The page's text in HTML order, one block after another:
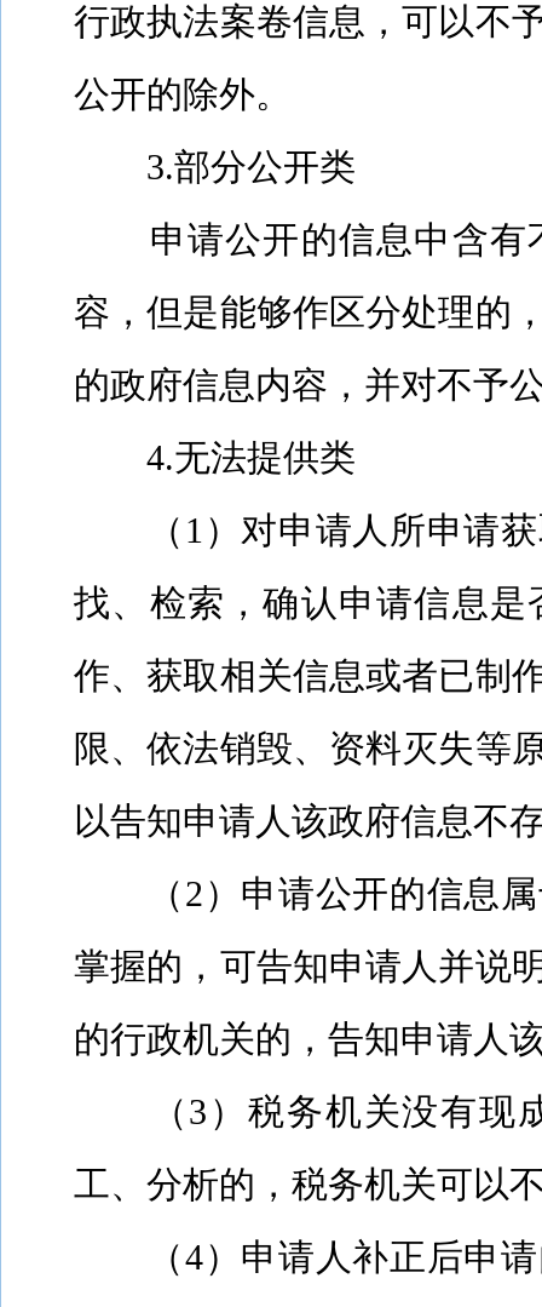
行政执法案卷信息，可以不
公开的除外。
3.部分公开类
申请公开的信息中含
容，但是能够作区分处理的
的政府信息内容，并对不予
4.无法提供类
（ 1）对申请人所申请
找、检索，确认申请信息
作、获取相关信息或者已制
限、依法销毁、资料灭失等
以告知申请人该政府信息不
（2）申请公开的信息
掌握的，可告知申请人并说
的行政机关的，告知申请人
（3 ）税务机关没有现
工、分析的，税务机关可以
（4）申请人补正后申